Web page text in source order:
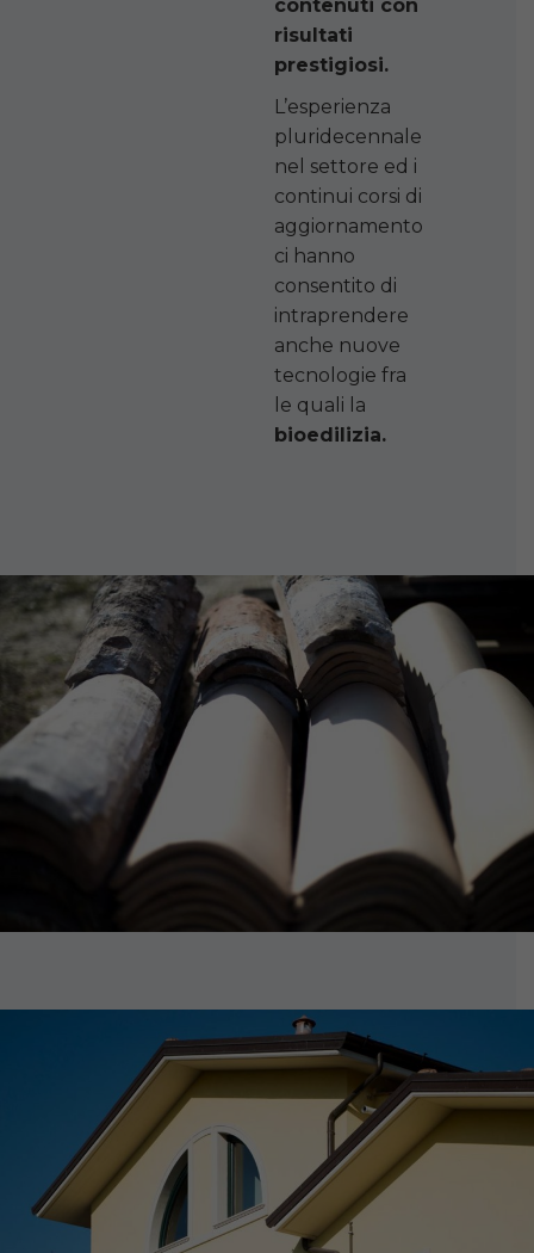
contenuti con
risultati
prestigiosi.
L’esperienza
pluridecennale
nel settore ed i
continui corsi di
aggiornamento
ci hanno
consentito di
intraprendere
anche nuove
tecnologie fra
le quali la
bioedilizia.